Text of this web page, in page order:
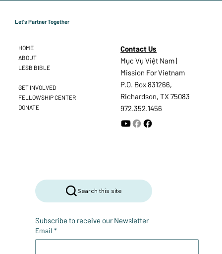
Let's Partner Together
Search this site
Subscribe to receive our Newsletter
Email *
Contact Us
Mục Vụ Việt Nam |
Mission For Vietnam
P.O. Box 831266,
Richardson, TX 75083
972.352.1456
HOME
ABOUT
LESB BIBLE
GET INVOLVED
FELLOWSHIP CENTER
DONATE